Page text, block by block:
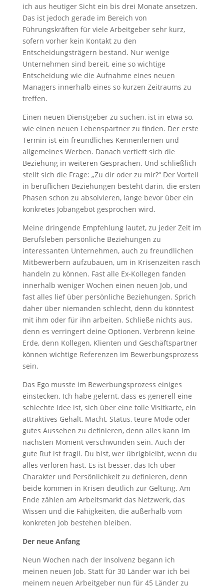
ich aus heutiger Sicht ein bis drei Monate ansetzen.
Das ist jedoch gerade im Bereich von
Führungskräften für viele Arbeitgeber sehr kurz,
sofern vorher kein Kontakt zu den
Entscheidungsträgern bestand. Nur wenige
Unternehmen sind bereit, eine so wichtige
Entscheidung wie die Aufnahme eines neuen
Managers innerhalb eines so kurzen Zeitraums zu
treffen.
Einen neuen Dienstgeber zu suchen, ist in etwa so,
wie einen neuen Lebenspartner zu finden. Der erste
Termin ist ein freundliches Kennenlernen und
allgemeines Werben. Danach vertieft sich die
Beziehung in weiteren Gesprächen. Und schließlich
stellt sich die Frage: „Zu dir oder zu mir?“ Der Vorteil
in beruflichen Beziehungen besteht darin, die ersten
Phasen schon zu absolvieren, lange bevor über ein
konkretes Jobangebot gesprochen wird.
Meine dringende Empfehlung lautet, zu jeder Zeit im
Berufsleben persönliche Beziehungen zu
interessanten Unternehmen, auch zu freundlichen
Mitbewerbern aufzubauen, um in Krisenzeiten rasch
handeln zu können. Fast alle Ex-Kollegen fanden
innerhalb weniger Wochen einen neuen Job, und
fast alles lief über persönliche Beziehungen. Sprich
daher über niemanden schlecht, denn du könntest
mit ihm oder für ihn arbeiten. Schließe nichts aus,
denn es verringert deine Optionen. Verbrenn keine
Erde, denn Kollegen, Klienten und Geschäftspartner
können wichtige Referenzen im Bewerbungsprozess
sein.
Das Ego musste im Bewerbungsprozess einiges
einstecken. Ich habe gelernt, dass es generell eine
schlechte Idee ist, sich über eine tolle Visitkarte, ein
attraktives Gehalt, Macht, Status, teure Mode oder
gutes Aussehen zu definieren, denn alles kann im
nächsten Moment verschwunden sein. Auch der
gute Ruf ist fragil. Du bist, wer übrigbleibt, wenn du
alles verloren hast. Es ist besser, das Ich über
Charakter und Persönlichkeit zu definieren, denn
beide kommen in Krisen deutlich zur Geltung. Am
Ende zählen am Arbeitsmarkt das Netzwerk, das
Wissen und die Fähigkeiten, die außerhalb vom
konkreten Job bestehen bleiben.
Der neue Anfang
Neun Wochen nach der Insolvenz begann ich
meinen neuen Job. Statt für 30 Länder war ich bei
meinem neuen Arbeitgeber nun für 45 Länder zu